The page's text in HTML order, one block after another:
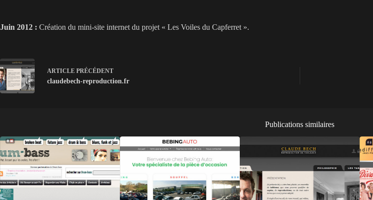
Juin 2012 : Création du mini-site internet du projet « Les Voiles du Capferret ».
ARTICLE PRÉCÉDENT
claudebech-reproduction.fr
Publications similaires